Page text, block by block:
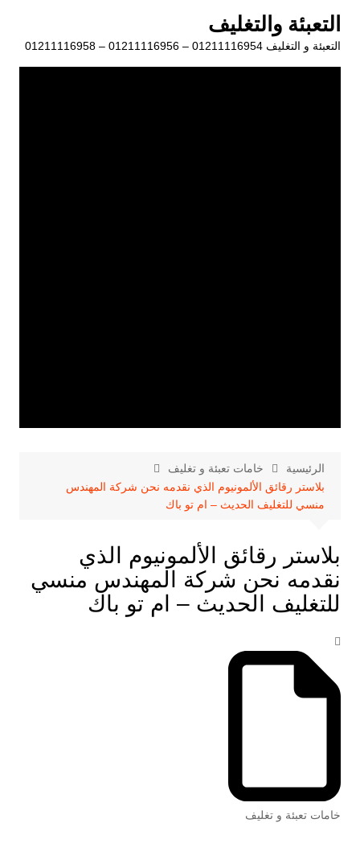
المحتوى
التعبئة والتغليف
التعبئة و التغليف 01211116954 – 01211116956 – 01211116958
الرئيسية
خامات تعبئة و تغليف
بلاستر رقائق الألمونيوم الذي نقدمه نحن شركة المهندس
منسي للتغليف الحديث – ام تو باك
بلاستر رقائق الألمونيوم الذي
نقدمه نحن شركة المهندس منسي
للتغليف الحديث – ام تو باك
خامات تعبئة و تغليف